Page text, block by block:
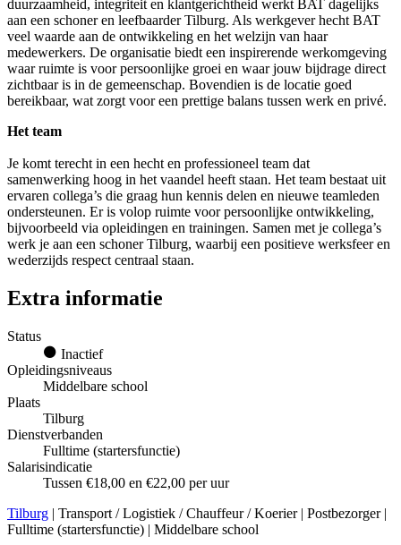
duurzaamheid, integriteit en klantgerichtheid werkt BAT dagelijks
aan een schoner en leefbaarder Tilburg. Als werkgever hecht BAT
veel waarde aan de ontwikkeling en het welzijn van haar
medewerkers. De organisatie biedt een inspirerende werkomgeving
waar ruimte is voor persoonlijke groei en waar jouw bijdrage direct
zichtbaar is in de gemeenschap. Bovendien is de locatie goed
bereikbaar, wat zorgt voor een prettige balans tussen werk en privé.
Het team
Je komt terecht in een hecht en professioneel team dat
samenwerking hoog in het vaandel heeft staan. Het team bestaat uit
ervaren collega’s die graag hun kennis delen en nieuwe teamleden
ondersteunen. Er is volop ruimte voor persoonlijke ontwikkeling,
bijvoorbeeld via opleidingen en trainingen. Samen met je collega’s
werk je aan een schoner Tilburg, waarbij een positieve werksfeer en
wederzijds respect centraal staan.
Extra informatie
Status
Inactief
Opleidingsniveaus
Middelbare school
Plaats
Tilburg
Dienstverbanden
Fulltime (startersfunctie)
Salarisindicatie
Tussen €18,00 en €22,00 per uur
Tilburg | Transport / Logistiek / Chauffeur / Koerier | Postbezorger |
Fulltime (startersfunctie) | Middelbare school